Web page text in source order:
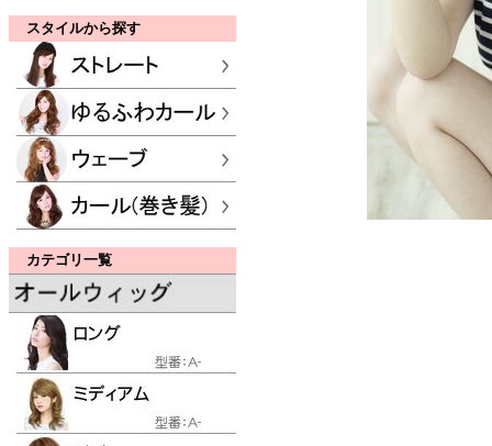
スタイルから探す
カテゴリ一覧